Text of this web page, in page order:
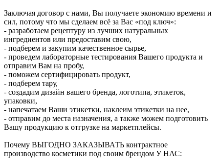
Заключая договор с нами, Вы получаете экономию времени и
сил, потому что мы сделаем всё за Вас «под ключ»:
- разработаем рецептуру из лучших натуральных
ингредиентов или предоставим свою,
- подберем и закупим качественное сырье,
- проведем лабораторные тестирования Вашего продукта и
отправим Вам на пробу,
- поможем сертифицировать продукт,
- подберем тару,
- создадим дизайн вашего бренда, логотипа, этикеток,
упаковки,
- напечатаем Ваши этикетки, наклеим этикетки на нее,
- отправим до места назначения, а также можем подготовить
Вашу продукцию к отгрузке на маркетплейсы.
Почему ВЫГОДНО ЗАКАЗЫВАТЬ контрактное
производство косметики под своим брендом У НАС: